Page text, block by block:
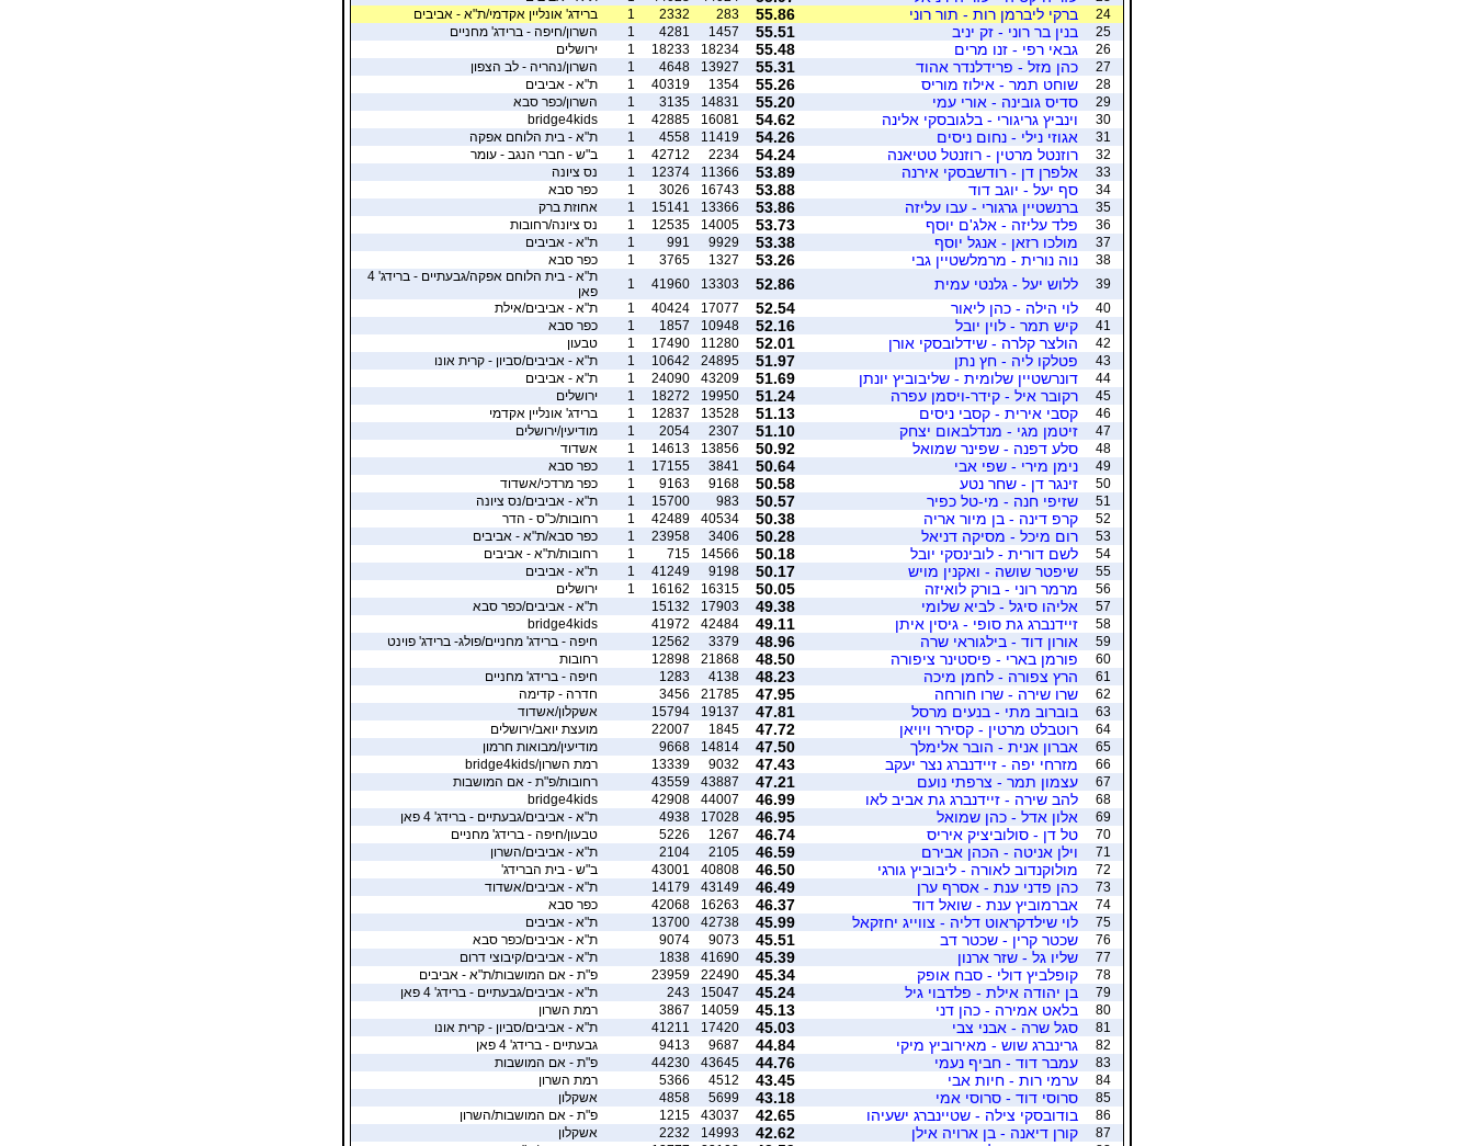
24
ברקי ליברמן רות - תור רוני 55.86
283
2332
1
ברידג' אונליין אקדמי/ת"א - אביבים
25
בנין בר רוני - זק יניב 55.51
1457
4281
1
השרון/חיפה - ברידג' מחניים
26
גבאי רפי - זנו מרים 55.48
18234
18233
1
ירושלים
27
כהן מזל - פרידלנדר אהוד 55.31
13927
4648
1
השרון/נהריה - לב הצפון
28
שוחט תמר - אילוז מוריס 55.26
1354
40319
1
ת"א - אביבים
29
סדיס גובינה - אורי עמי 55.20
14831
3135
1
השרון/כפר סבא
30
וינביץ גריגורי - בלגובסקי אלינה 54.62
16081
42885
1
bridge4kids
31
אגוזי נילי - נחום ניסים 54.26
11419
4558
1
ת"א - בית הלוחם אפקה
32
רוזנטל מרטין - רוזנטל טטיאנה 54.24
2234
42712
1
ב"ש - חברי הנגב - עומר
33
אלפרן דן - רודשבסקי אירנה 53.89
11366
12374
1
נס ציונה
34
סף יעל - יוגב דוד 53.88
16743
3026
1
כפר סבא
35
ברנשטיין גרגורי - עבו עליזה 53.86
13366
15141
1
אחוזת ברק
36
פלד עליזה - אלג'ם יוסף 53.73
14005
12535
1
נס ציונה/רחובות
37
מולכו רזאן - אנגל יוסף 53.38
9929
991
1
ת"א - אביבים
38
נוה נורית - מרמלשטיין גבי 53.26
1327
3765
1
כפר סבא
39
ללוש יעל - גלנטי עמית 52.86
13303
41960
1
ת"א - בית הלוחם אפקה/גבעתיים - ברידג' 4
פאן
40
לוי הילה - כהן ליאור 52.54
17077
40424
1
ת"א - אביבים/אילת
41
קיש תמר - לוין יובל 52.16
10948
1857
1
כפר סבא
42
הולצר קלרה - שידלובסקי אורן 52.01
11280
17490
1
טבעון
43
פטלקו ליה - חץ נתן 51.97
24895
10642
1
ת"א - אביבים/סביון - קרית אונו
44
דונרשטיין שלומית - שליבוביץ יונתן 51.69
43209
24090
1
ת"א - אביבים
45
רקובר איל - קידר-ויסמן עפרה 51.24
19950
18272
1
ירושלים
46
קסבי אירית - קסבי ניסים 51.13
13528
12837
1
ברידג' אונליין אקדמי
47
זיטמן מגי - מנדלבאום יצחק 51.10
2307
2054
1
מודיעין/ירושלים
48
סלע דפנה - שפינר שמואל 50.92
13856
14613
1
אשדוד
49
נימן מירי - שפי אבי 50.64
3841
17155
1
כפר סבא
50
זינגר דן - שחר נטע 50.58
9168
9163
1
כפר מרדכי/אשדוד
51
שזיפי חנה - מי-טל כפיר 50.57
983
15700
1
ת"א - אביבים/נס ציונה
52
קרפ דינה - בן מיור אריה 50.38
40534
42489
1
רחובות/כ"ס - הדר
53
רום מיכל - מסיקה דניאל 50.28
3406
23958
1
כפר סבא/ת"א - אביבים
54
לשם דורית - לובינסקי יובל 50.18
14566
715
1
רחובות/ת"א - אביבים
55
שיפטר שושה - ואקנין מויש 50.17
9198
41249
1
ת"א - אביבים
56
מרמר רוני - בורק לואיזה 50.05
16315
16162
1
ירושלים
57
אליהו סיגל - לביא שלומי 49.38
17903
15132
ת"א - אביבים/כפר סבא
58
זיידנברג גת סופי - גיסין איתן 49.11
42484
41972
bridge4kids
59
אורון דוד - בילגוראי שרה 48.96
3379
12562
חיפה - ברידג' מחניים/פולג- ברידג' פוינט
60
פורמן בארי - פיסטינר ציפורה 48.50
21868
12898
רחובות
61
הרץ צפורה - לחמן מיכה 48.23
4138
1283
חיפה - ברידג' מחניים
62
שרו שירה - שרו חורחה 47.95
21785
3456
חדרה - קדימה
63
בוברוב מתי - בנעים מרסל 47.81
19137
15794
אשקלון/אשדוד
64
רוטבלט מרטין - קסירר ויויאן 47.72
1845
22007
מועצת יואב/ירושלים
65
אברון אנית - הובר אלימלך 47.50
14814
9668
מודיעין/מבואות חרמון
66
מזרחי יפה - זיידנברג נצר יעקב 47.43
9032
13339
רמת השרון/bridge4kids
67
עצמון תמר - צרפתי נועם 47.21
43887
43559
רחובות/פ"ת - אם המושבות
68
להב שירה - זיידנברג גת אביב לאו 46.99
44007
42908
bridge4kids
69
אלון אדל - כהן שמואל 46.95
17028
4938
ת"א - אביבים/גבעתיים - ברידג' 4 פאן
70
טל דן - סולוביציק איריס 46.74
1267
5226
טבעון/חיפה - ברידג' מחניים
71
וילן אניטה - הכהן אבירם 46.59
2105
2104
ת"א - אביבים/השרון
72
מולוקנדוב לאורה - ליבוביץ גורגי 46.50
40808
43001
ב"ש - בית הברידג'
73
כהן פדני ענת - אסרף ערן 46.49
43149
14179
ת"א - אביבים/אשדוד
74
אברמוביץ ענת - שואל דוד 46.37
16263
42068
כפר סבא
75
לוי שילדקראוט דליה - צווייג יחזקאל 45.99
42738
13700
ת"א - אביבים
76
שכטר קרין - שכטר דב 45.51
9073
9074
ת"א - אביבים/כפר סבא
77
שליו גל - שזר ארנון 45.39
41690
1838
ת"א - אביבים/קיבוצי דרום
78
קופלביץ דולי - סבח אופק 45.34
22490
23959
פ"ת - אם המושבות/ת"א - אביבים
79
בן יהודה אילת - פלדבוי גיל 45.24
15047
243
ת"א - אביבים/גבעתיים - ברידג' 4 פאן
80
בלאט אמירה - כהן דני 45.13
14059
3867
רמת השרון
81
סגל שרה - אבני צבי 45.03
17420
41211
ת"א - אביבים/סביון - קרית אונו
82
גרינברג שוש - מאירוביץ מיקי 44.84
9687
9413
גבעתיים - ברידג' 4 פאן
83
עמבר דוד - חביף נעמי 44.76
43645
44230
פ"ת - אם המושבות
84
ערמי רות - חיות אבי 43.45
4512
5366
רמת השרון
85
סרוסי דוד - סרוסי אמי 43.18
5699
4858
אשקלון
86
בודובסקי צילה - שטיינברג ישעיהו 42.65
43037
1215
פ"ת - אם המושבות/השרון
87
קורן דיאנה - בן ארויה אילן 42.62
14993
2232
אשקלון